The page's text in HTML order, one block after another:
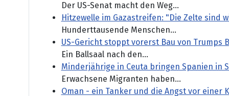
Der US-Senat macht den Weg...
Hitzewelle im Gazastreifen: "Die Zelte sind
Hunderttausende Menschen...
US-Gericht stoppt vorerst Bau von Trumps
Ein Ballsaal nach den...
Minderjährige in Ceuta bringen Spanien in
Erwachsene Migranten haben...
Oman - ein Tanker und die Angst vor einer